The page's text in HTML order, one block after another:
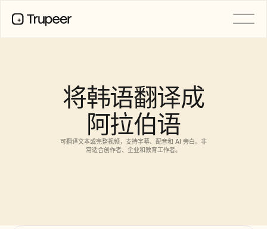
将韩语翻译成
阿拉伯语
可翻译文本或完整视频，支持字幕、配音和 AI 旁白。非
常适合创作者、企业和教育工作者。